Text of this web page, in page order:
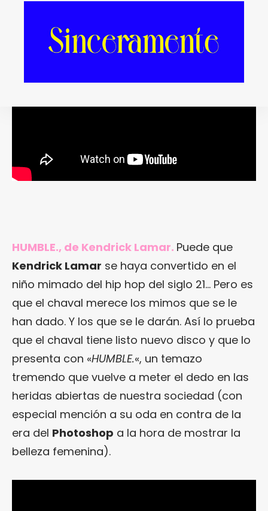
HUMBLE., de Kendrick Lamar. Puede que
Kendrick Lamar se haya convertido en el
niño mimado del hip hop del siglo 21… Pero es
que el chaval merece los mimos que se le
han dado. Y los que se le darán. Así lo prueba
que el chaval tiene listo nuevo disco y que lo
presenta con «HUMBLE.«, un temazo
tremendo que vuelve a meter el dedo en las
heridas abiertas de nuestra sociedad (con
especial mención a su oda en contra de la
era del Photoshop a la hora de mostrar la
belleza femenina).